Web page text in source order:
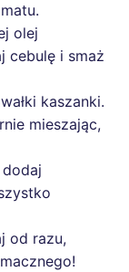
olej
cebulę i smaż
kaszanki.
mieszając,
od razu,